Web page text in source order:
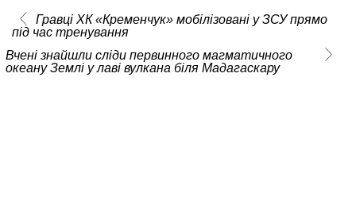
Гравці ХК «Кременчук» мобілізовані у ЗСУ прямо
під час тренування
Вчені знайшли сліди первинного магматичного
океану Землі у лаві вулкана біля Мадагаскару